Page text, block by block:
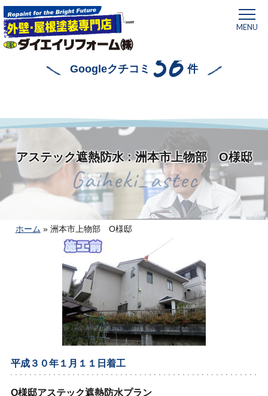
MENU
Googleクチコミ 56 件
ホーム » 洲本市上物部 O様邸
アステック遮熱防水 : 洲本市上物部 O様邸
Gaiheki_astec
平成３０年１月１１日着工
O様邸アステック遮熱防水プラン